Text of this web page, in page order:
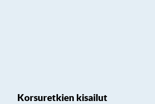
Korsuretkien kisailut